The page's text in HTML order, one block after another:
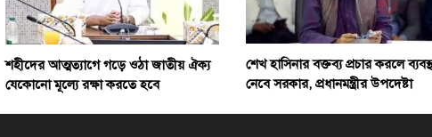
শহীদের আত্মত্যাগে গড়ে ওঠা জাতীয় ঐক্য
যেকোনো মূল্যে রক্ষা করতে হবে
শেখ হাসিনার বক্তব্য প্রচার করলে
নেবে সরকার, প্রধানমন্ত্রীর উপদেষ্টা